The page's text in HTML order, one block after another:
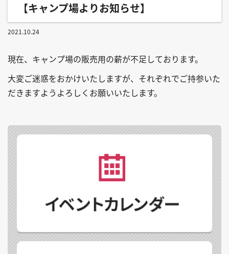
【キャンプ場よりお知らせ】
2021.10.24
現在、キャンプ場の販売用の薪が不足しております。
大変ご迷惑をおかけいたしますが、それぞれでご持参いた
だきますようよろしくお願いいたします。